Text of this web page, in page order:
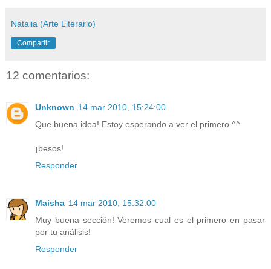
Natalia (Arte Literario)
Compartir
12 comentarios:
Unknown 14 mar 2010, 15:24:00
Que buena idea! Estoy esperando a ver el primero ^^
¡besos!
Responder
Maisha 14 mar 2010, 15:32:00
Muy buena sección! Veremos cual es el primero en pasar
por tu análisis!
Responder